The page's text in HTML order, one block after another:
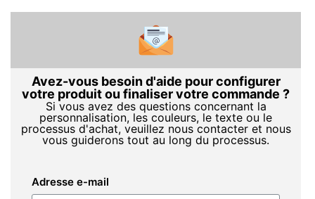
Avez-vous besoin d'aide pour configurer
votre produit ou finaliser votre commande ?
Si vous avez des questions concernant la
personnalisation, les couleurs, le texte ou le
processus d'achat, veuillez nous contacter et nous
vous guiderons tout au long du processus.
Adresse e-mail